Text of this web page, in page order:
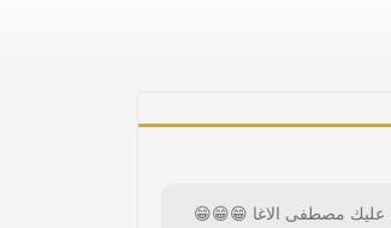
عليك مصطفى الاغا 😁😁😁